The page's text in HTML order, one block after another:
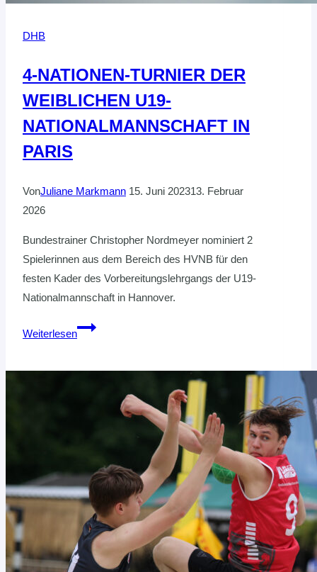
DHB
4-NATIONEN-TURNIER DER
WEIBLICHEN U19-
NATIONALMANNSCHAFT IN
PARIS
VonJuliane Markmann 15. Juni 202313. Februar
2026
Bundestrainer Christopher Nordmeyer nominiert 2
Spielerinnen aus dem Bereich des HVNB für den
festen Kader des Vorbereitungslehrgangs der U19-
Nationalmannschaft in Hannover.
Weiterlesen
4-
WEIBLICHEN
NATIONALMANNSCHAFT
PARIS